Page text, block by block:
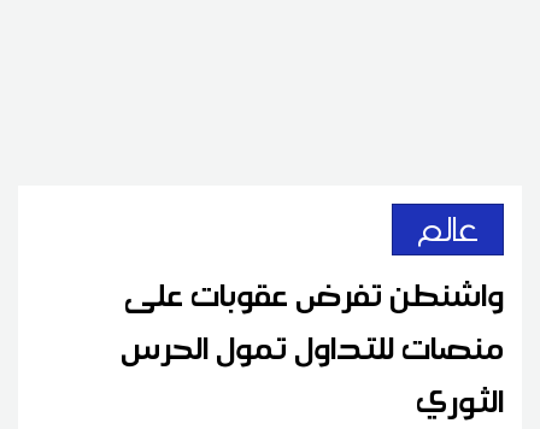
عالم
واشنطن تفرض عقوبات على
منصات للتداول تمول الحرس
الثوري